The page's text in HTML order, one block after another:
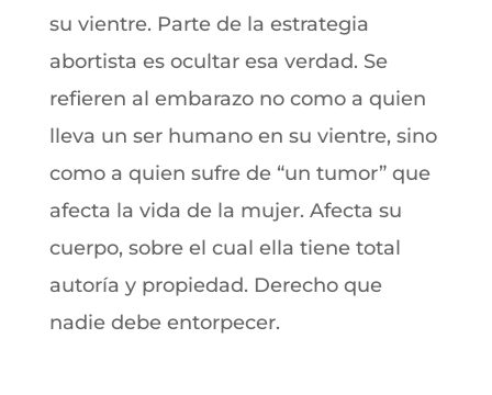
su vientre. Parte de la estrategia
abortista es ocultar esa verdad. Se
refieren al embarazo no como a quien
lleva un ser humano en su vientre, sino
como a quien sufre de “un tumor” que
afecta la vida de la mujer. Afecta su
cuerpo, sobre el cual ella tiene total
autoría y propiedad. Derecho que
nadie debe entorpecer.